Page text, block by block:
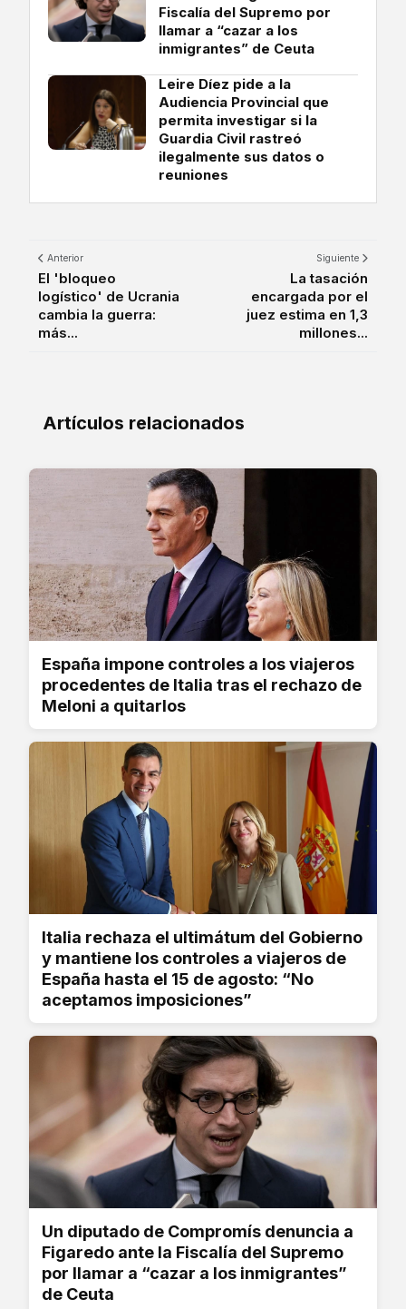
Fiscalía del Supremo por
llamar a “cazar a los
inmigrantes” de Ceuta
Leire Díez pide a la
Audiencia Provincial que
permita investigar si la
Guardia Civil rastreó
ilegalmente sus datos o
reuniones
Anterior
El 'bloqueo
logístico' de Ucrania
cambia la guerra:
más...
Siguiente
La tasación
encargada por el
juez estima en 1,3
millones...
Artículos relacionados
España impone controles a los viajeros
procedentes de Italia tras el rechazo de
Meloni a quitarlos
Italia rechaza el ultimátum del Gobierno
y mantiene los controles a viajeros de
España hasta el 15 de agosto: “No
aceptamos imposiciones”
Un diputado de Compromís denuncia a
Figaredo ante la Fiscalía del Supremo
por llamar a “cazar a los inmigrantes”
de Ceuta